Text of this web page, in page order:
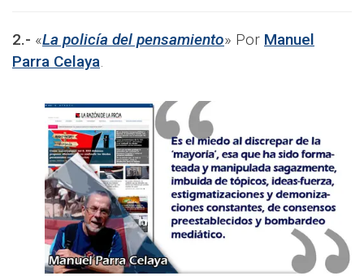
2.- «La policía del pensamiento» Por Manuel
Parra Celaya.